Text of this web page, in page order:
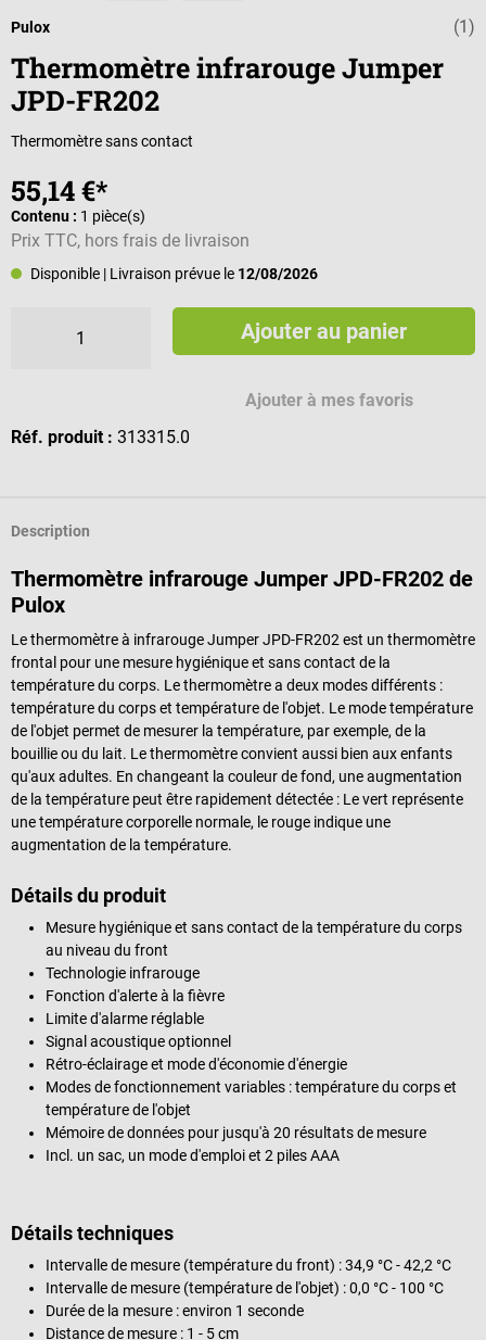
Note (1)
Pulox
Thermomètre infrarouge Jumper
JPD-FR202
Thermomètre sans contact
55,14 €*
Contenu : 1 pièce(s)
Prix TTC, hors frais de livraison
Disponible | Livraison prévue le 12/08/2026
Ajouter au panier
Ajouter à mes favoris
Réf. produit : 313315.0
Description
Thermomètre infrarouge Jumper JPD-FR202 de
Pulox
Le thermomètre à infrarouge Jumper JPD-FR202 est un thermomètre
frontal pour une mesure hygiénique et sans contact de la
température du corps. Le thermomètre a deux modes différents :
température du corps et température de l'objet. Le mode température
de l'objet permet de mesurer la température, par exemple, de la
bouillie ou du lait. Le thermomètre convient aussi bien aux enfants
qu'aux adultes. En changeant la couleur de fond, une augmentation
de la température peut être rapidement détectée : Le vert représente
une température corporelle normale, le rouge indique une
augmentation de la température.
Détails du produit
Mesure hygiénique et sans contact de la température du corps
au niveau du front
Technologie infrarouge
Fonction d'alerte à la fièvre
Limite d'alarme réglable
Signal acoustique optionnel
Rétro-éclairage et mode d'économie d'énergie
Modes de fonctionnement variables : température du corps et
température de l'objet
Mémoire de données pour jusqu'à 20 résultats de mesure
Incl. un sac, un mode d'emploi et 2 piles AAA
Détails techniques
Intervalle de mesure (température du front) : 34,9 °C - 42,2 °C
Intervalle de mesure (température de l'objet) : 0,0 °C - 100 °C
Durée de la mesure : environ 1 seconde
Distance de mesure : 1 - 5 cm